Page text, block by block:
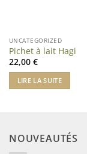
UNCATEGORIZED
Pichet à lait Hagi
22,00 €
LIRE LA SUITE
NOUVEAUTÉS